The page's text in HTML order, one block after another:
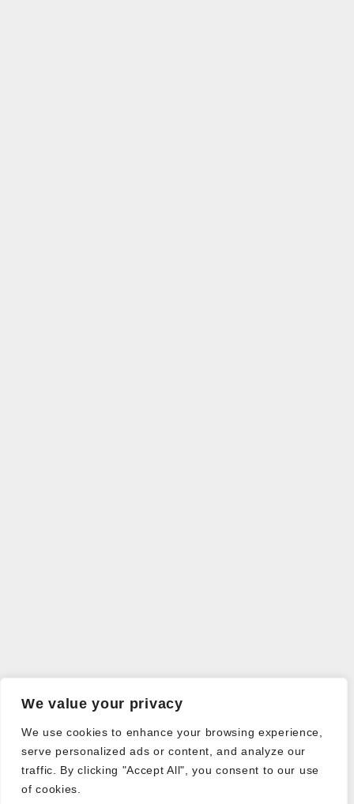
We value your privacy
We use cookies to enhance your browsing experience,
serve personalized ads or content, and analyze our
traffic. By clicking "Accept All", you consent to our use
of cookies.